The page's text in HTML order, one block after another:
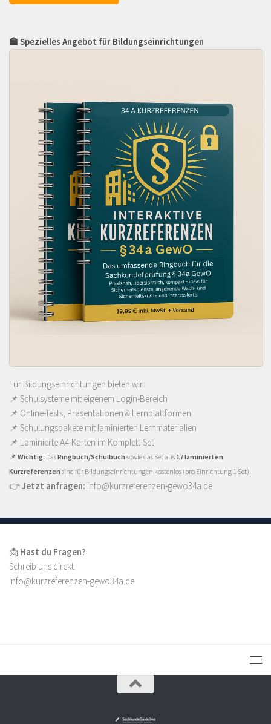
🏫 Spezielles Angebot für Bildungseinrichtungen
Für Bildungseinrichtungen bieten wir:
📌 Schulsysteme mit eigenem Login-Bereich
📌 Online-Tests, Präsentationen & Lernplattformen
📌 Schulungspakete mit laminierten Lernmaterialien
📌 Laminierte A4-Karten im Komplett-Set
📌 Wichtig: DasRingbuch/Schulbuch sowie das Set aus 17 laminierten
Kurzreferenzen sind für Bildungseinrichtungen kostenlos (pro Einrichtung 1 Set).
👉Jetzt anfragen: info@kurzreferenzen-gewo34a.de
📩 Hast du Fragen?
Schreib uns direkt:
info@kurzreferenzen-gewo34a.de